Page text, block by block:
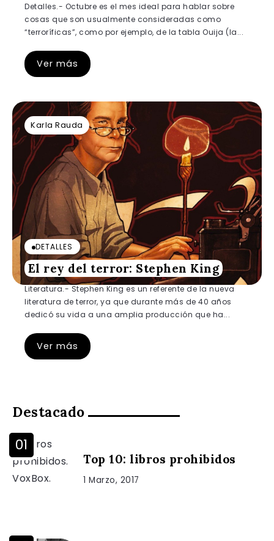
Detalles.- Octubre es el mes ideal para hablar sobre
cosas que son usualmente consideradas como
“terroríficas”, como por ejemplo, de la tabla Ouija (la...
Ver más
Karla Rauda
DETALLES
El rey del terror: Stephen King
Literatura.- Stephen King es un referente de la nueva
literatura de terror, ya que durante más de 40 años
dedicó su vida a una amplia producción que ha...
Ver más
Destacado
Top 10: libros prohibidos
1 Marzo, 2017